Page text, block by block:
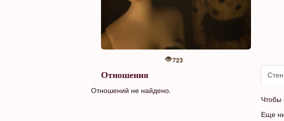
723
Отношения
Отношений не найдено.
Чтобы
Еще